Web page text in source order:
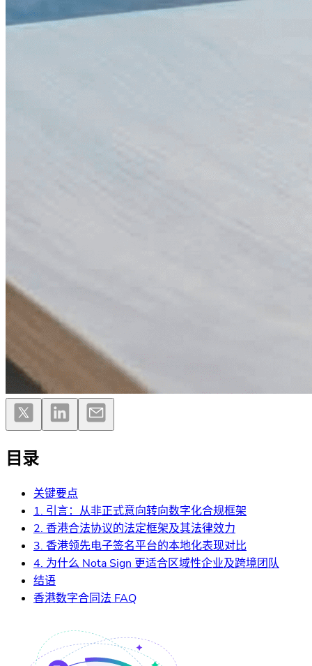
目录
关键要点
1. 引言：从非正式意向转向数字化合规框架
2. 香港合法协议的法定框架及其法律效力
3. 香港领先电子签名平台的本地化表现对比
4. 为什么 Nota Sign 更适合区域性企业及跨境团队
结语
香港数字合同法 FAQ